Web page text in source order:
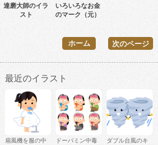
達磨大師のイラ
スト
いろいろなお金
のマーク（元）
次のページ
ホーム
最近のイラスト
扇風機を服の中
ドーパミン中毒
ダブル台風のキ